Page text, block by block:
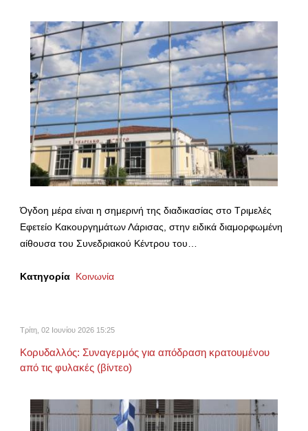
Όγδοη μέρα είναι η σημερινή της διαδικασίας στο Τριμελές
Εφετείο Κακουργημάτων Λάρισας, στην ειδικά διαμορφωμένη
αίθουσα του Συνεδριακού Κέντρου του…
Κατηγορία Κοινωνία
Τρίτη, 02 Ιουνίου 2026 15:25
Κορυδαλλός: Συναγερμός για απόδραση κρατουμένου
από τις φυλακές (βίντεο)